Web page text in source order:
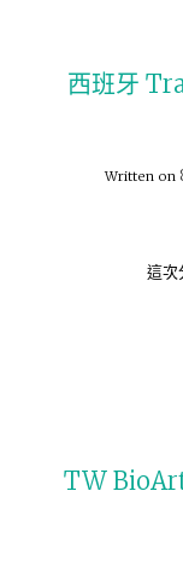
西班牙
Written on
這次
TW